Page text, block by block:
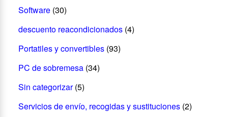
Software (30)
descuento reacondicionados (4)
Portatiles y convertibles (93)
PC de sobremesa (34)
Sin categorizar (5)
Servicios de envío, recogidas y sustituciones (2)